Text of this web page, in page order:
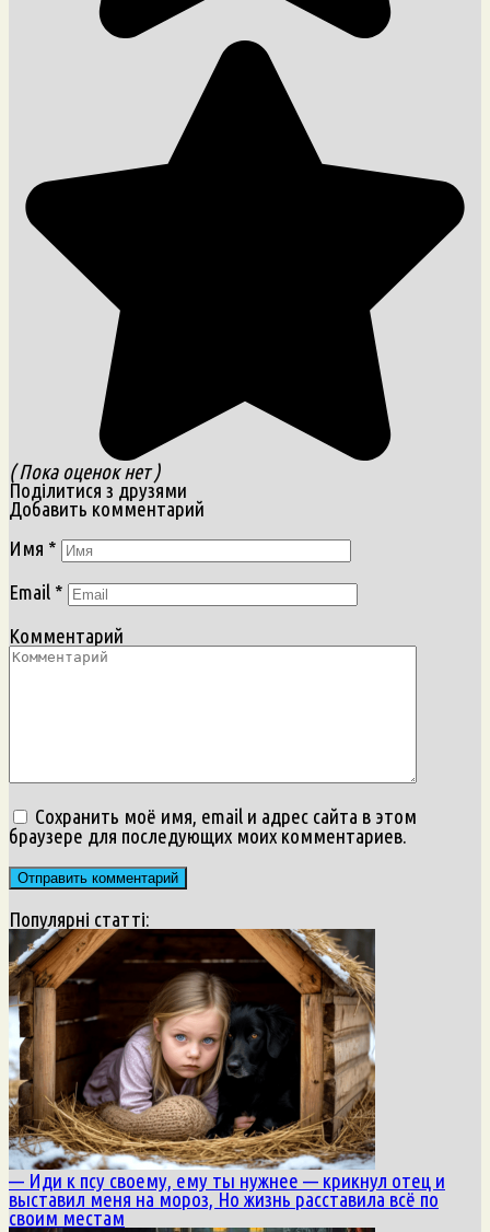
( Пока оценок нет )
Поділитися з друзями
Добавить комментарий
Имя *
Email *
Комментарий
Сохранить моё имя, email и адрес сайта в этом
браузере для последующих моих комментариев.
Популярні статті:
— Иди к псу своему, ему ты нужнее — крикнул отец и
выставил меня на мороз, Но жизнь расставила всё по
своим местам